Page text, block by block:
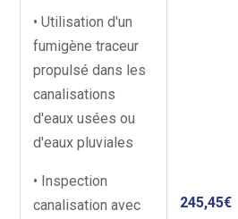
• Utilisation d'un
fumigène traceur
propulsé dans les
canalisations
d'eaux usées ou
d'eaux pluviales
• Inspection
canalisation avec
245,45€